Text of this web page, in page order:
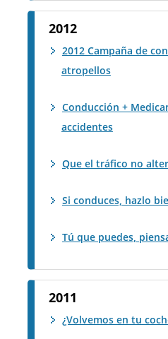
2012
2012 Campaña de
atropellos
Conducción +
accidentes
Que el tráfico no
Si conduces, hazlo
Tú que puedes,
2011
¿Volvemos en tu